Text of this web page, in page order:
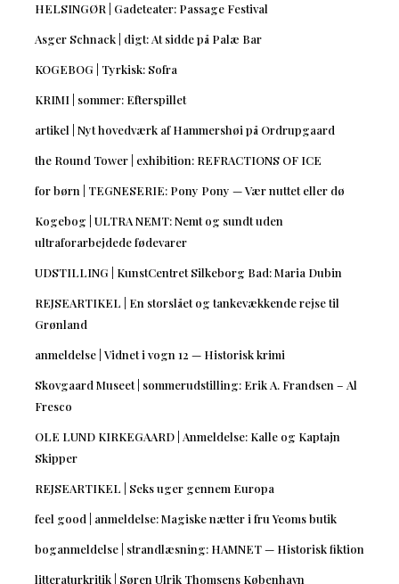
HELSINGØR | Gadeteater: Passage Festival
Asger Schnack | digt: At sidde på Palæ Bar
KOGEBOG | Tyrkisk: Sofra
KRIMI | sommer: Efterspillet
artikel | Nyt hovedværk af Hammershøi på Ordrupgaard
the Round Tower | exhibition: REFRACTIONS OF ICE
for børn | TEGNESERIE: Pony Pony — Vær nuttet eller dø
Kogebog | ULTRA NEMT: Nemt og sundt uden
ultraforarbejdede fødevarer
UDSTILLING | KunstCentret Silkeborg Bad: Maria Dubin
REJSEARTIKEL | En storslået og tankevækkende rejse til
Grønland
anmeldelse | Vidnet i vogn 12 — Historisk krimi
Skovgaard Museet | sommerudstilling: Erik A. Frandsen – Al
Fresco
OLE LUND KIRKEGAARD | Anmeldelse: Kalle og Kaptajn
Skipper
REJSEARTIKEL | Seks uger gennem Europa
feel good | anmeldelse: Magiske nætter i fru Yeoms butik
boganmeldelse | strandlæsning: HAMNET — Historisk fiktion
litteraturkritik | Søren Ulrik Thomsens København